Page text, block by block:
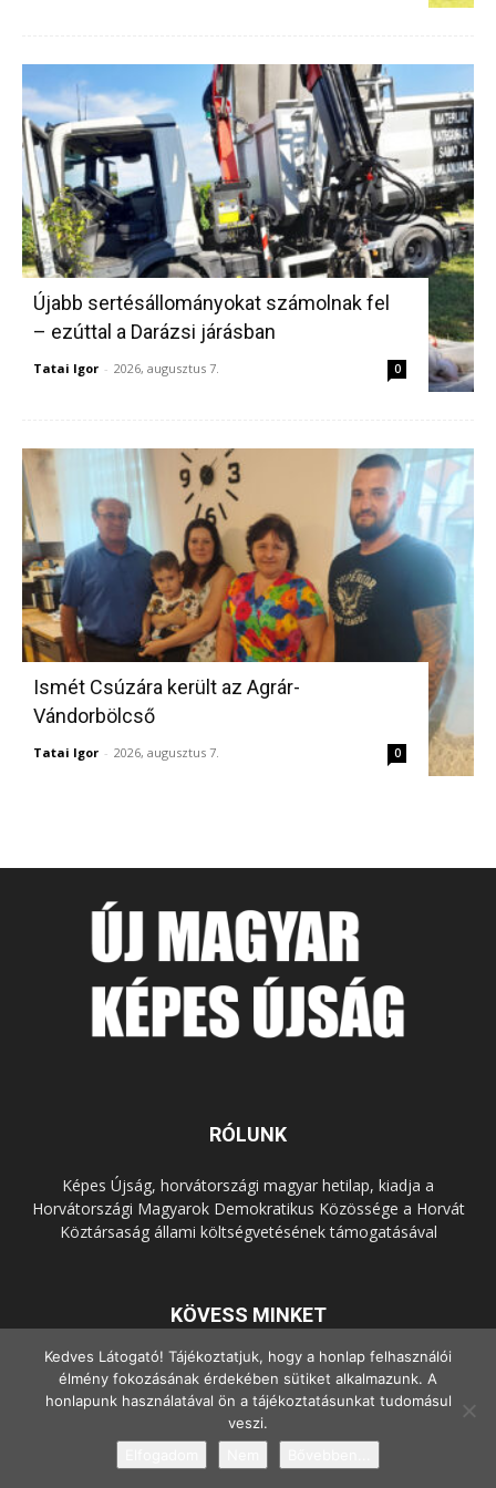
Újabb sertésállományokat számolnak fel
– ezúttal a Darázsi járásban
Tatai Igor - 2026, augusztus 7. 0
Ismét Csúzára került az Agrár-
Vándorbölcső
Tatai Igor - 2026, augusztus 7. 0
RÓLUNK
Képes Újság, horvátországi magyar hetilap, kiadja a
Horvátországi Magyarok Demokratikus Közössége a Horvát
Köztársaság állami költségvetésének támogatásával
KÖVESS MINKET
© Copyright - 2022 Minden jog fenntartva.
Kedves Látogató! Tájékoztatjuk, hogy a honlap felhasználói
élmény fokozásának érdekében sütiket alkalmazunk. A
honlapunk használatával ön a tájékoztatásunkat tudomásul
veszi.